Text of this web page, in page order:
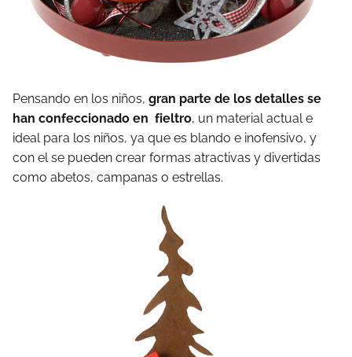
Pensando en los niños, gran parte de los detalles se
han confeccionado en fieltro, un material actual e
ideal para los niños, ya que es blando e inofensivo, y
con el se pueden crear formas atractivas y divertidas
como abetos, campanas o estrellas.